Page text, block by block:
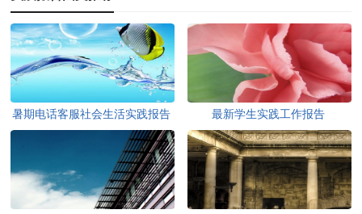
暑期电话客服社会生活实践报告 最新学生实践工作报告